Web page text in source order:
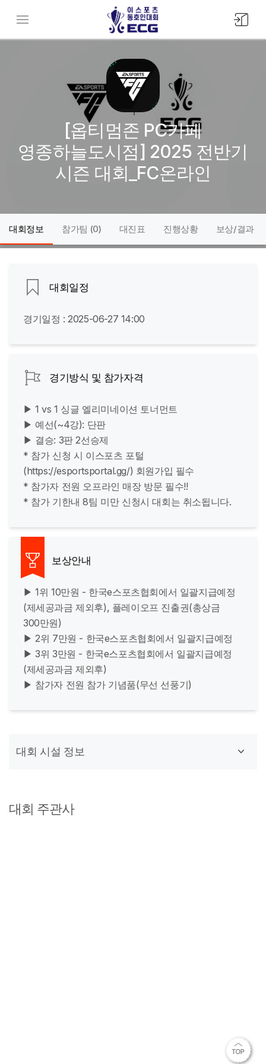
메뉴버튼
[옵티멈존 PC카페
영종하늘도시점] 2025 전반기
시즌 대회_FC온라인
대회정보 참가팀 (0) 대진표 진행상황 보상/결과
대회일정
경기일정 : 2025-06-27 14:00
경기방식 및 참가자격
▶ 1 vs 1 싱글 엘리미네이션 토너먼트
▶ 예선(~4강): 단판
▶ 결승: 3판 2선승제
* 참가 신청 시 이스포츠 포털
(https://esportsportal.gg/) 회원가입 필수
* 참가자 전원 오프라인 매장 방문 필수!!
* 참가 기한내 8팀 미만 신청시 대회는 취소됩니다.
보상안내
▶ 1위 10만원 - 한국e스포츠협회에서 일괄지급예정
(제세공과금 제외후), 플레이오프 진출권(총상금
300만원)
▶ 2위 7만원 - 한국e스포츠협회에서 일괄지급예정
▶ 3위 3만원 - 한국e스포츠협회에서 일괄지급예정
(제세공과금 제외후)
▶ 참가자 전원 참가 기념품(무선 선풍기)
대회 시설 정보
대회 주관사